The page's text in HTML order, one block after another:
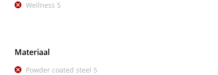
Wellness 5
Materiaal
Powder coated steel 5